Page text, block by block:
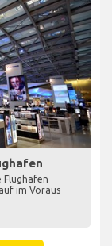
Flughafen
im Voraus